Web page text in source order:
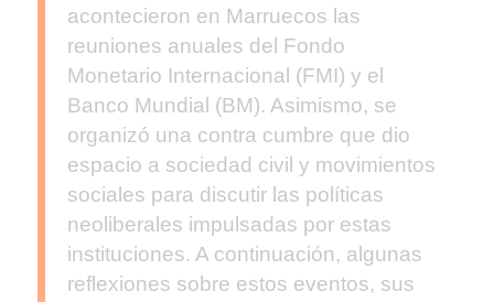
acontecieron en Marruecos las
reuniones anuales del Fondo
Monetario Internacional (FMI) y el
Banco Mundial (BM). Asimismo, se
organizó una contra cumbre que dio
espacio a sociedad civil y movimientos
sociales para discutir las políticas
neoliberales impulsadas por estas
instituciones. A continuación, algunas
reflexiones sobre estos eventos, sus